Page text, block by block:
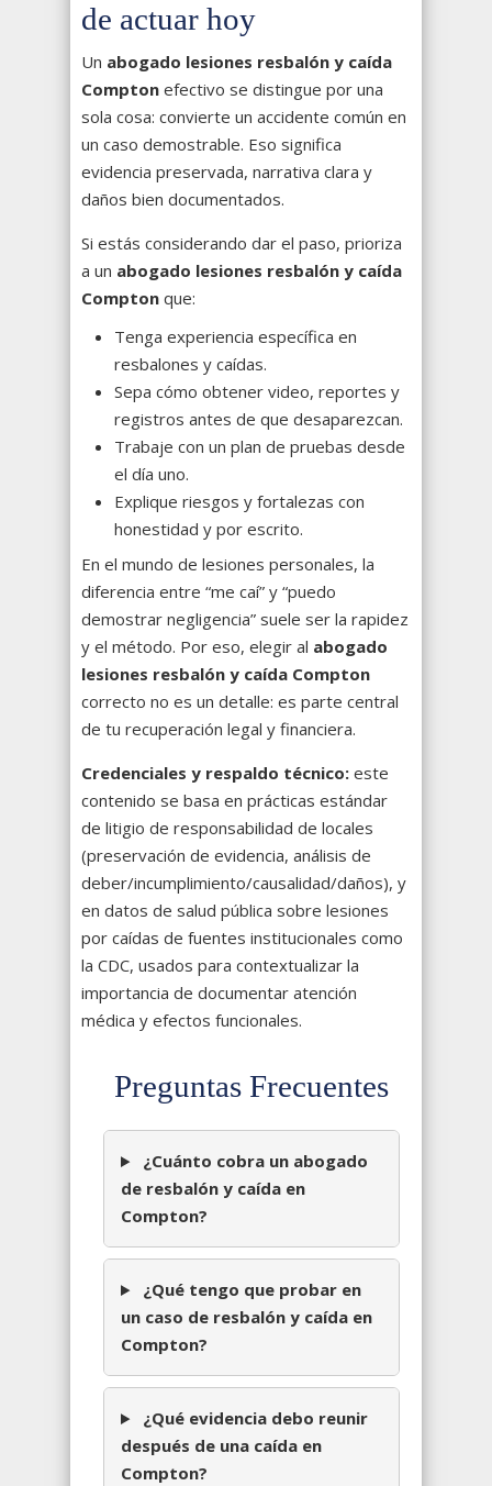
de actuar hoy
Un abogado lesiones resbalón y caída
Compton efectivo se distingue por una
sola cosa: convierte un accidente común en
un caso demostrable. Eso significa
evidencia preservada, narrativa clara y
daños bien documentados.
Si estás considerando dar el paso, prioriza
a un abogado lesiones resbalón y caída
Compton que:
Tenga experiencia específica en
resbalones y caídas.
Sepa cómo obtener video, reportes y
registros antes de que desaparezcan.
Trabaje con un plan de pruebas desde
el día uno.
Explique riesgos y fortalezas con
honestidad y por escrito.
En el mundo de lesiones personales, la
diferencia entre “me caí” y “puedo
demostrar negligencia” suele ser la rapidez
y el método. Por eso, elegir al abogado
lesiones resbalón y caída Compton
correcto no es un detalle: es parte central
de tu recuperación legal y financiera.
Credenciales y respaldo técnico: este
contenido se basa en prácticas estándar
de litigio de responsabilidad de locales
(preservación de evidencia, análisis de
deber/incumplimiento/causalidad/daños), y
en datos de salud pública sobre lesiones
por caídas de fuentes institucionales como
la CDC, usados para contextualizar la
importancia de documentar atención
médica y efectos funcionales.
Preguntas Frecuentes
¿Cuánto cobra un abogado
de resbalón y caída en
Compton?
¿Qué tengo que probar en
un caso de resbalón y caída en
Compton?
¿Qué evidencia debo reunir
después de una caída en
Compton?